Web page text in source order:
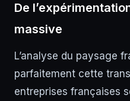
De
massive
L’analyse du paysage
parfaitement cette
entreprises françaises